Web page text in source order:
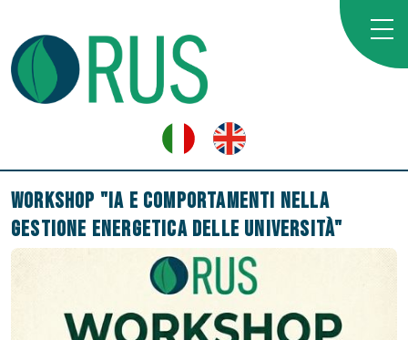
Workshop "IA e comportamenti nella
gestione energetica delle università"